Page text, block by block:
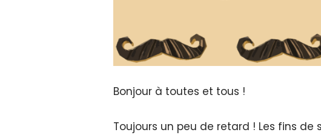
Bonjour à toutes et tous !
Toujours un peu de retard ! Les fins